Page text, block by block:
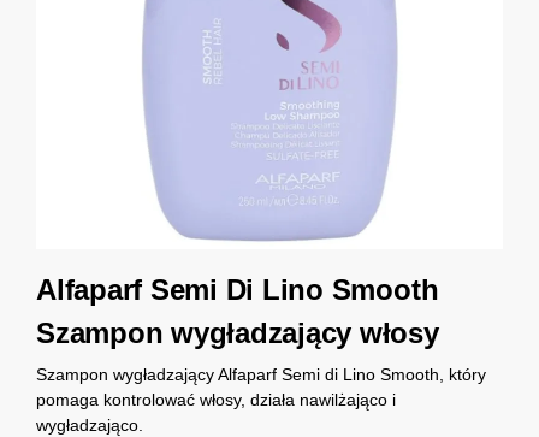
Alfaparf Semi Di Lino Smooth
Szampon wygładzający włosy
Szampon wygładzający Alfaparf Semi di Lino Smooth, który
pomaga kontrolować włosy, działa nawilżająco i
wygładzająco.